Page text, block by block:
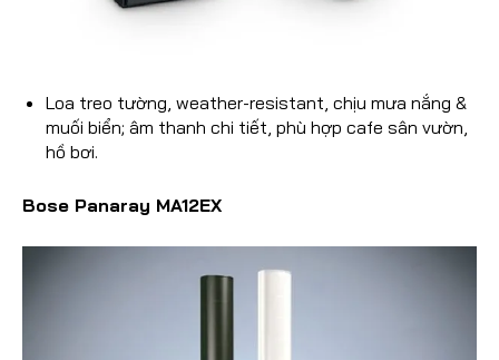
Loa treo tường, weather-resistant, chịu mưa nắng &
muối biển; âm thanh chi tiết, phù hợp cafe sân vườn,
hồ bơi.
Bose Panaray MA12EX